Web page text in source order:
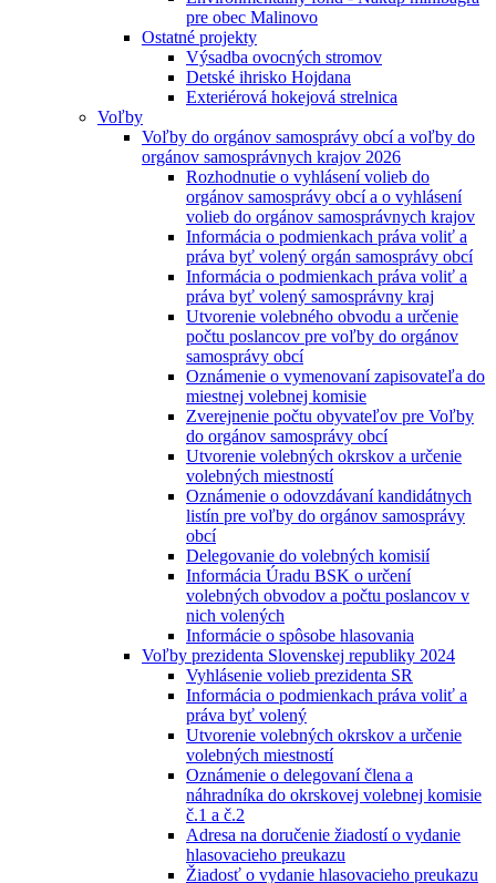
pre obec Malinovo
Ostatné projekty
Výsadba ovocných stromov
Detské ihrisko Hojdana
Exteriérová hokejová strelnica
Voľby
Voľby do orgánov samosprávy obcí a voľby do
orgánov samosprávnych krajov 2026
Rozhodnutie o vyhlásení volieb do
orgánov samosprávy obcí a o vyhlásení
volieb do orgánov samosprávnych krajov
Informácia o podmienkach práva voliť a
práva byť volený orgán samosprávy obcí
Informácia o podmienkach práva voliť a
práva byť volený samosprávny kraj
Utvorenie volebného obvodu a určenie
počtu poslancov pre voľby do orgánov
samosprávy obcí
Oznámenie o vymenovaní zapisovateľa do
miestnej volebnej komisie
Zverejnenie počtu obyvateľov pre Voľby
do orgánov samosprávy obcí
Utvorenie volebných okrskov a určenie
volebných miestností
Oznámenie o odovzdávaní kandidátnych
listín pre voľby do orgánov samosprávy
obcí
Delegovanie do volebných komisií
Informácia Úradu BSK o určení
volebných obvodov a počtu poslancov v
nich volených
Informácie o spôsobe hlasovania
Voľby prezidenta Slovenskej republiky 2024
Vyhlásenie volieb prezidenta SR
Informácia o podmienkach práva voliť a
práva byť volený
Utvorenie volebných okrskov a určenie
volebných miestností
Oznámenie o delegovaní člena a
náhradníka do okrskovej volebnej komisie
č.1 a č.2
Adresa na doručenie žiadostí o vydanie
hlasovacieho preukazu
Žiadosť o vydanie hlasovacieho preukazu